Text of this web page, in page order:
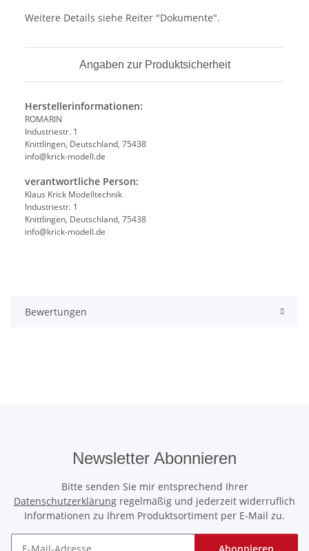
Weitere Details siehe Reiter "Dokumente".
Angaben zur Produktsicherheit
Herstellerinformationen:
ROMARIN
Industriestr. 1
Knittlingen, Deutschland, 75438
info@krick-modell.de
verantwortliche Person:
Klaus Krick Modelltechnik
Industriestr. 1
Knittlingen, Deutschland, 75438
info@krick-modell.de
Bewertungen
Newsletter Abonnieren
Bitte senden Sie mir entsprechend Ihrer
Datenschutzerklärung regelmäßig und jederzeit widerruflich
Informationen zu Ihrem Produktsortiment per E-Mail zu.